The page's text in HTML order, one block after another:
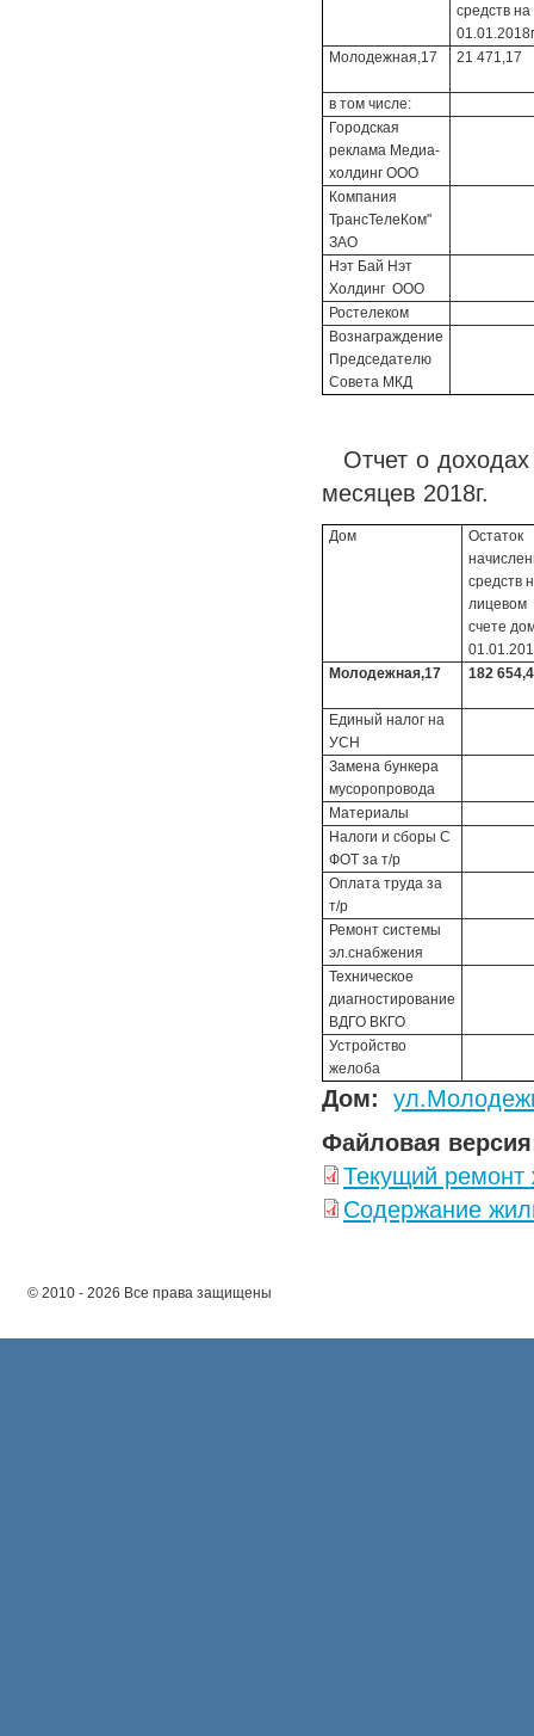
средств на
Молодежная,17
21 471,17
в том числе:
Городская
реклама Медиа-
холдинг ООО
Компания
ТрансТелеКом"
ЗАО
Нэт Бай Нэт
Холдинг ООО
Ростелеком
Вознаграждение
Председателю
Совета МКД
Отчет о
месяцев 2018г.
Дом
Остаток
средств
лицевом
счете
Молодежная,17
182
Единый налог на
УСН
Замена бункера
мусоропровода
Материалы
Налоги и сборы С
ФОТ за т/р
Оплата труда за
т/р
Ремонт системы
эл.снабжения
Техническое
диагностирование
ВДГО ВКГО
Устройство
желоба
Дом:
Файловая
Текущий ремонт
Содержание
© 2010 - 2026 Все права защищены